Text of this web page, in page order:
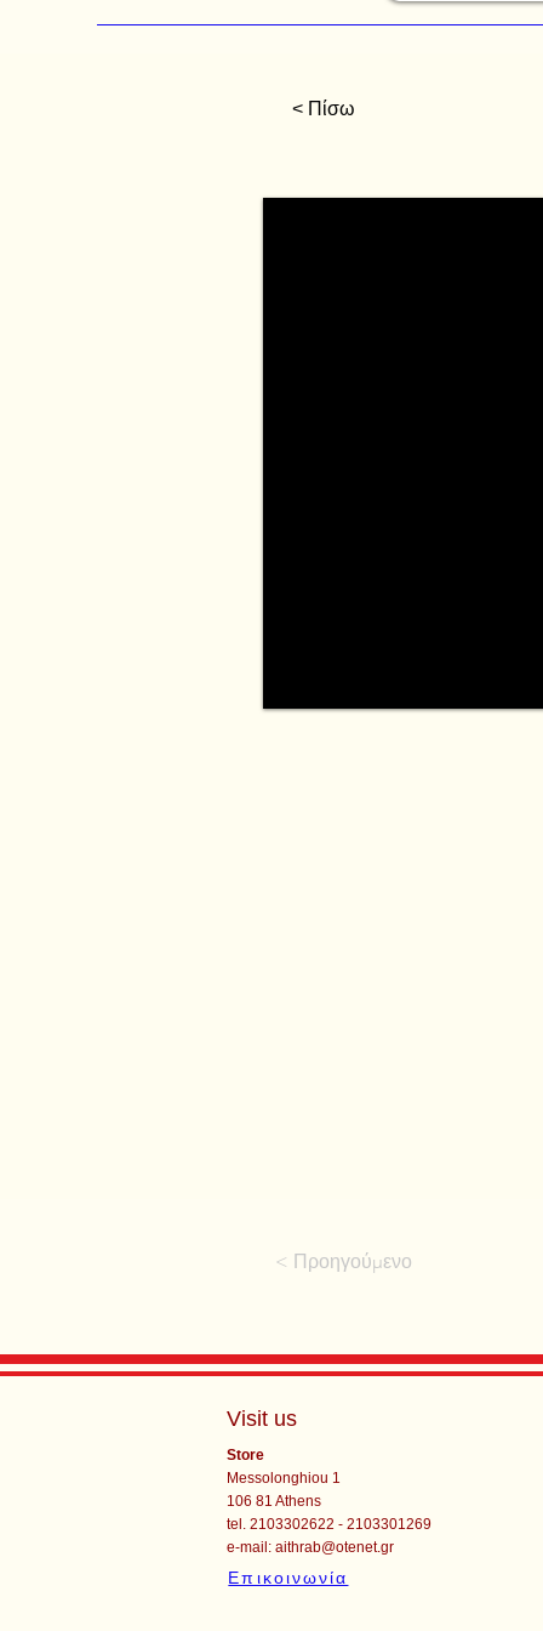
< Πίσω
< Προηγούμενο
Visit us
Store
Messolonghiou 1
106 81 Athens
tel. 2103302622 - 2103301269
e-mail:aithrab@otenet.gr
Επικοινωνία